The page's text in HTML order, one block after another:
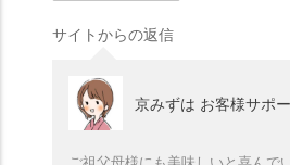
サイトからの返信
京みずは お客様サポ